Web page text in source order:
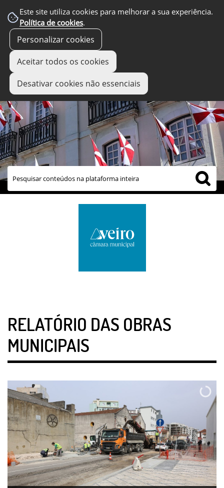
Este site utiliza cookies para melhorar a sua experiência.
Política de cookies.
Personalizar cookies
Aceitar todos os cookies
Desativar cookies não essenciais
links úteis
RELATÓRIO DAS OBRAS
MUNICIPAIS